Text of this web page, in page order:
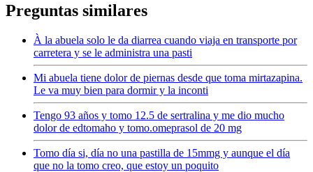
Preguntas similares
À la abuela solo le da diarrea cuando viaja en transporte por
carretera y se le administra una pasti
Mi abuela tiene dolor de piernas desde que toma mirtazapina.
Le va muy bien para dormir y la inconti
Tengo 93 años y tomo 12.5 de sertralina y me dio mucho
dolor de edtomaho y tomo.omeprasol de 20 mg
Tomo día si, día no una pastilla de 15mmg y aunque el día
que no la tomo creo, que estoy un poquito